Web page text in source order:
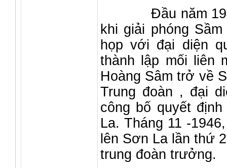
Đầu năm 1946,
khi giải phóng
họp với đại diện
thành lập mối liên
Hoàng Sâm trở về
Trung đoàn , đại
công bố quyết
La. Tháng 11 -
lên Sơn La lần thứ
trung đoàn trưởng.